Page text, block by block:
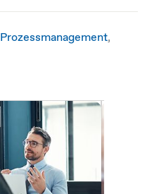
Prozessmanagement,